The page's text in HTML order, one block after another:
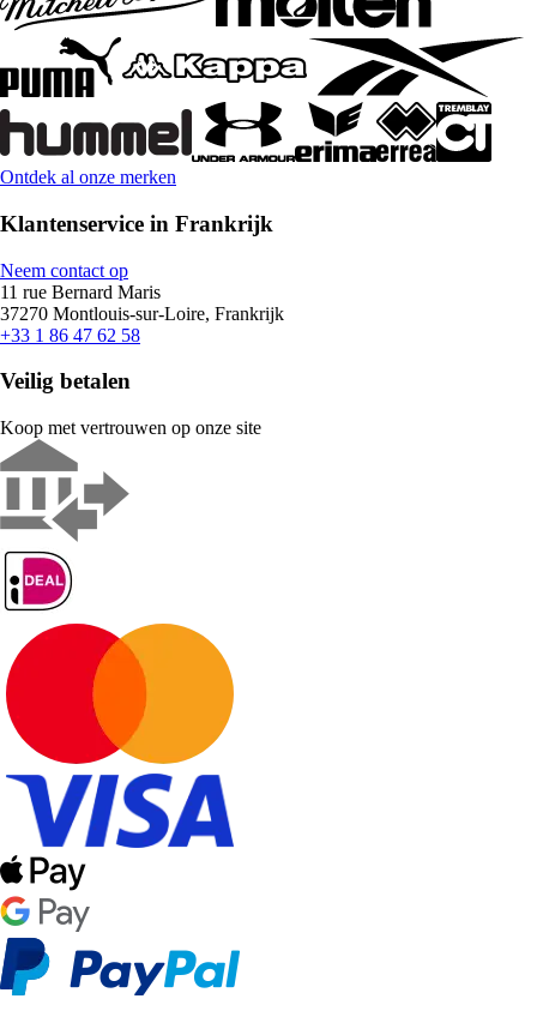
Ontdek al onze merken
Klantenservice in Frankrijk
Neem contact op
11 rue Bernard Maris
37270 Montlouis-sur-Loire, Frankrijk
+33 1 86 47 62 58
Veilig betalen
Koop met vertrouwen op onze site